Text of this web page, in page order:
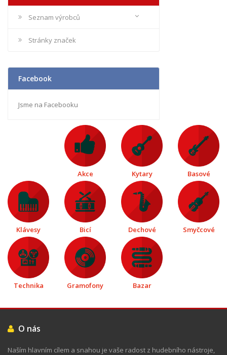
Seznam výrobců
Stránky značek
Facebook
Jsme na Facebooku
Akce Kytary Basové
Klávesy Bicí Dechové Smyčcové
Technika Gramofony Bazar
O nás
Naším hlavním cílem a snahou je vaše radost z hudebního nástroje,